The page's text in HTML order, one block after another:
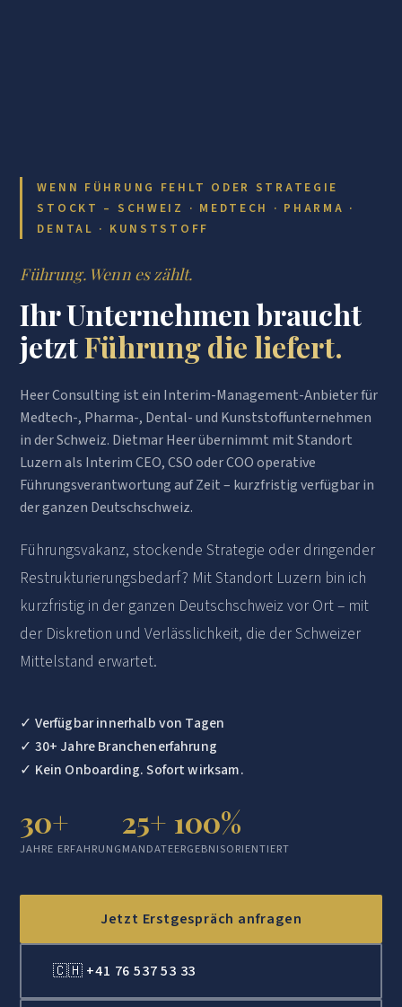
WENN FÜHRUNG FEHLT ODER STRATEGIE
STOCKT – SCHWEIZ · MEDTECH · PHARMA ·
DENTAL · KUNSTSTOFF
Führung. Wenn es zählt.
Ihr Unternehmen braucht
jetztFührung die liefert.
Heer Consulting ist ein Interim-Management-Anbieter für
Medtech-, Pharma-, Dental- und Kunststoffunternehmen
in der Schweiz. Dietmar Heer übernimmt mit Standort
Luzern als Interim CEO, CSO oder COO operative
Führungsverantwortung auf Zeit – kurzfristig verfügbar in
der ganzen Deutschschweiz.
Führungsvakanz, stockende Strategie oder dringender
Restrukturierungsbedarf? Mit Standort Luzern bin ich
kurzfristig in der ganzen Deutschschweiz vor Ort – mit
der Diskretion und Verlässlichkeit, die der Schweizer
Mittelstand erwartet.
✓ Verfügbar innerhalb von Tagen
✓ 30+ Jahre Branchenerfahrung
✓ Kein Onboarding. Sofort wirksam.
30+
JAHRE ERFAHRUNG
25+
MANDATE
100%
ERGEBNISORIENTIERT
Jetzt Erstgespräch anfragen
🇨🇭 +41 76 537 53 33